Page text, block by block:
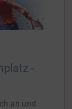
-
an und